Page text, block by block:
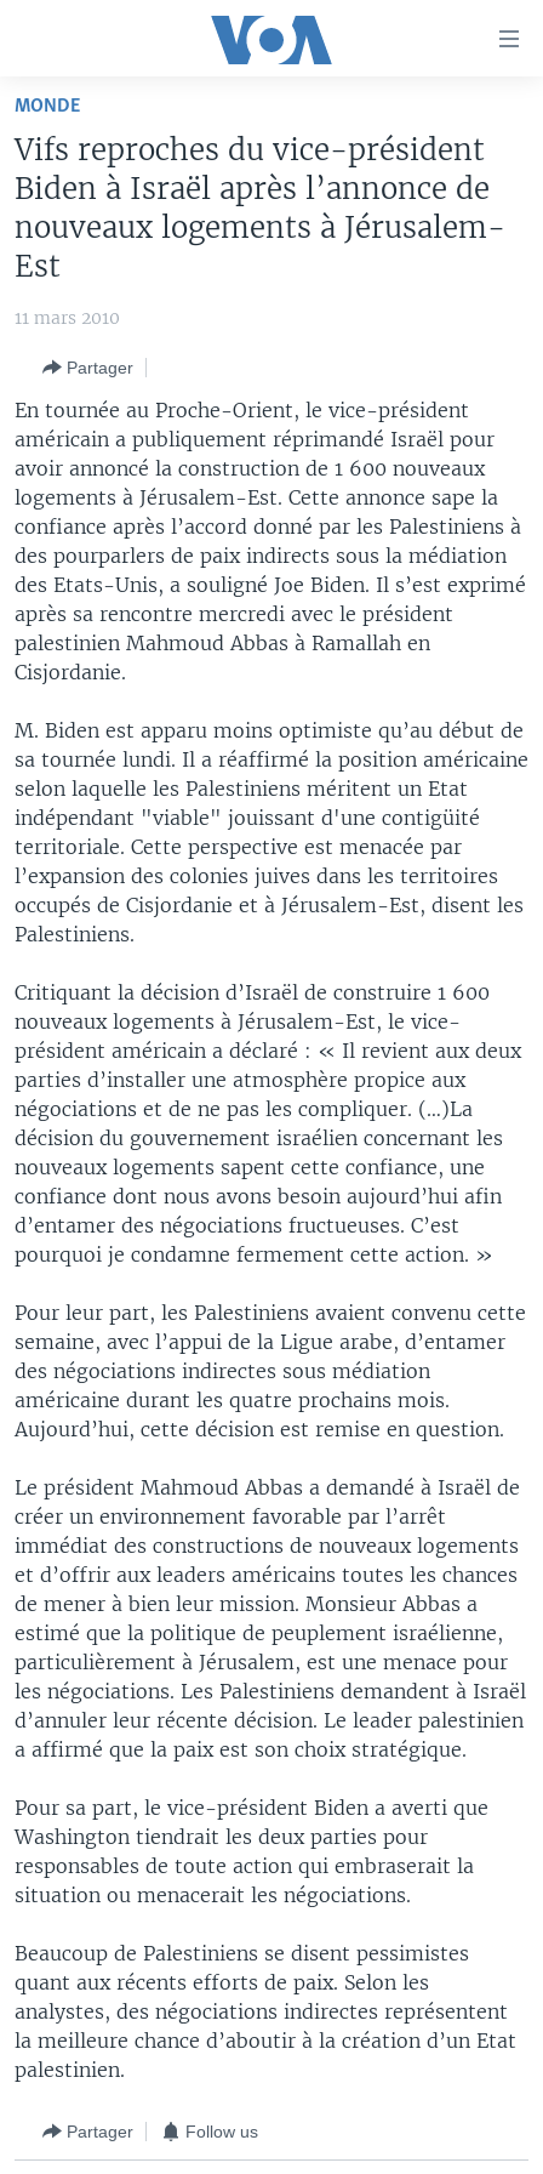
Retour
navigation
principale
AFRIQUE
MONDE
LE MONDE AUJOURD'HUI
VOA60 AFRIQUE
REPORTAGES
VOUS + NOUS
CARNET DE SANTÉ
LE MONDE AUJOURD'HUI
L'AMÉRIQUE ET VOUS
DIALOGUE DES RELIGIONS
RM SHOW
AUTRES LANGUES
SANGO
Apprenez L'anglais
Langues
MONDE
Vifs reproches du vice-président
Biden à Israël après l’annonce de
nouveaux logements à Jérusalem-
Est
11 mars 2010
Partager
En tournée au Proche-Orient, le vice-président
américain a publiquement réprimandé Israël pour
avoir annoncé la construction de 1 600 nouveaux
logements à Jérusalem-Est. Cette annonce sape la
confiance après l’accord donné par les Palestiniens à
des pourparlers de paix indirects sous la médiation
des Etats-Unis, a souligné Joe Biden. Il s’est exprimé
après sa rencontre mercredi avec le président
palestinien Mahmoud Abbas à Ramallah en
Cisjordanie.
M. Biden est apparu moins optimiste qu’au début de
sa tournée lundi. Il a réaffirmé la position américaine
selon laquelle les Palestiniens méritent un Etat
indépendant "viable" jouissant d'une contigüité
territoriale. Cette perspective est menacée par
l’expansion des colonies juives dans les territoires
occupés de Cisjordanie et à Jérusalem-Est, disent les
Palestiniens.
Critiquant la décision d’Israël de construire 1 600
nouveaux logements à Jérusalem-Est, le vice-
président américain a déclaré : « Il revient aux deux
parties d’installer une atmosphère propice aux
négociations et de ne pas les compliquer. (…)La
décision du gouvernement israélien concernant les
nouveaux logements sapent cette confiance, une
confiance dont nous avons besoin aujourd’hui afin
d’entamer des négociations fructueuses. C’est
pourquoi je condamne fermement cette action. »
Pour leur part, les Palestiniens avaient convenu cette
semaine, avec l’appui de la Ligue arabe, d’entamer
des négociations indirectes sous médiation
américaine durant les quatre prochains mois.
Aujourd’hui, cette décision est remise en question.
Le président Mahmoud Abbas a demandé à Israël de
créer un environnement favorable par l’arrêt
immédiat des constructions de nouveaux logements
et d’offrir aux leaders américains toutes les chances
de mener à bien leur mission. Monsieur Abbas a
estimé que la politique de peuplement israélienne,
particulièrement à Jérusalem, est une menace pour
les négociations. Les Palestiniens demandent à Israël
d’annuler leur récente décision. Le leader palestinien
a affirmé que la paix est son choix stratégique.
Pour sa part, le vice-président Biden a averti que
Washington tiendrait les deux parties pour
responsables de toute action qui embraserait la
situation ou menacerait les négociations.
Beaucoup de Palestiniens se disent pessimistes
quant aux récents efforts de paix. Selon les
analystes, des négociations indirectes représentent
la meilleure chance d’aboutir à la création d’un Etat
palestinien.
Partager Follow us